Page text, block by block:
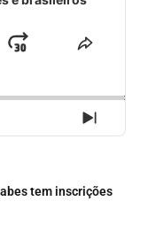
JUMP
NEXT
tem inscrições